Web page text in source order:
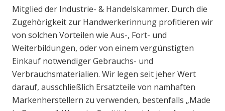
Mitglied der Industrie- & Handelskammer. Durch die
Zugehörigkeit zur Handwerkerinnung profitieren wir
von solchen Vorteilen wie Aus-, Fort- und
Weiterbildungen, oder von einem vergünstigten
Einkauf notwendiger Gebrauchs- und
Verbrauchsmaterialien. Wir legen seit jeher Wert
darauf, ausschließlich Ersatzteile von namhaften
Markenherstellern zu verwenden, bestenfalls „Made